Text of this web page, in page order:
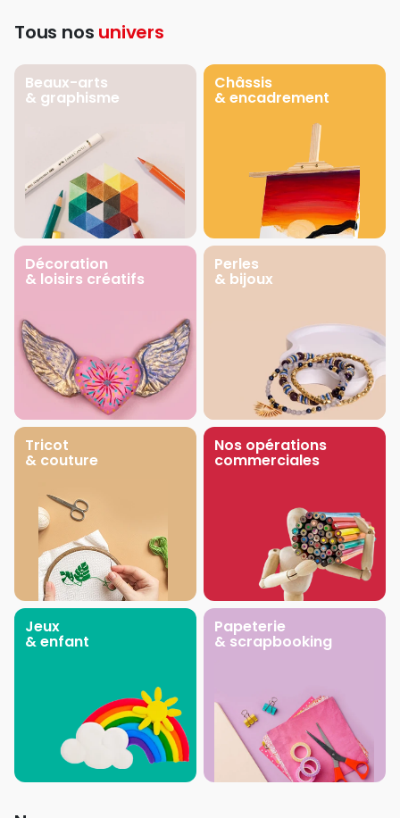
Tous nos univers
Beaux-arts
& graphisme
Châssis
& encadrement
Décoration
& loisirs créatifs
Perles
& bijoux
Tricot
& couture
Nos opérations
commerciales
Jeux
& enfant
Papeterie
& scrapbooking